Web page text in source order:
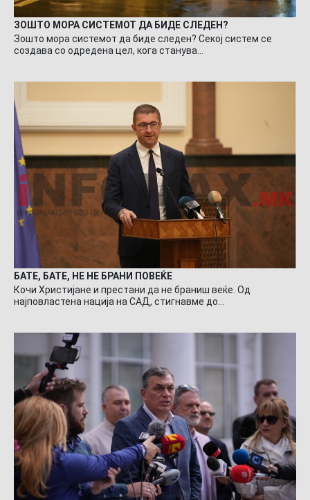
ЗОШТО МОРА СИСТЕМОТ ДА БИДЕ СЛЕДЕН?
Зошто мора системот да биде следен? Секој систем се
создава со одредена цел, кога станува…
БАТЕ, БАТЕ, НЕ НЕ БРАНИ ПОВЕЌЕ
Кочи Христијане и престани да не браниш веќе. Од
најповластена нација на САД, стигнавме до…